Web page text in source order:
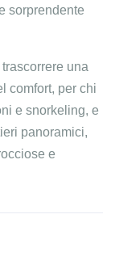
sorprendente
una
comfort, per chi
e snorkeling, e
panoramici,
e